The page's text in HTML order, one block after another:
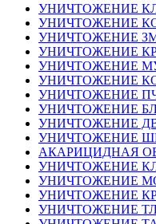
УНИЧТОЖЕНИЕ
УНИЧТОЖЕНИЕ
УНИЧТОЖЕНИЕ
УНИЧТОЖЕНИЕ
УНИЧТОЖЕНИЕ
УНИЧТОЖЕНИЕ
УНИЧТОЖЕНИЕ
УНИЧТОЖЕНИЕ
УНИЧТОЖЕНИЕ
УНИЧТОЖЕНИЕ
АКАРИЦИДНАЯ
УНИЧТОЖЕНИЕ
УНИЧТОЖЕНИЕ
УНИЧТОЖЕНИЕ
УНИЧТОЖЕНИЕ